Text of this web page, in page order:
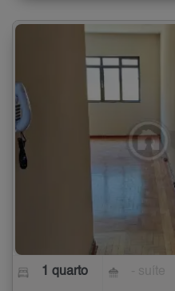
1 quarto